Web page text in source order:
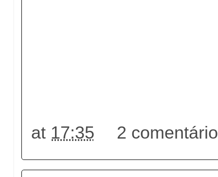
at 17:35 2